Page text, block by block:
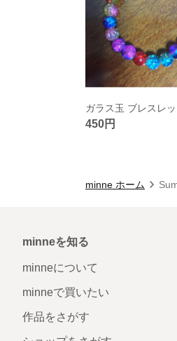
450円
minne ホーム
minneを知る
minneについて
minneで買いたい
作品をさがす